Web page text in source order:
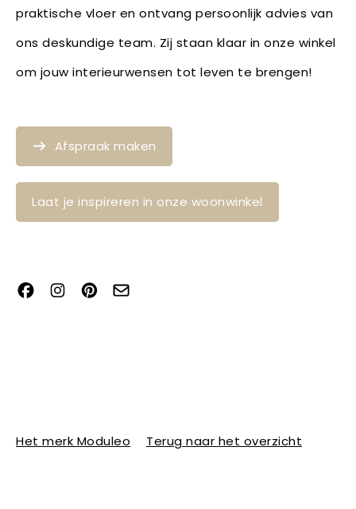
praktische vloer en ontvang persoonlijk advies van
ons deskundige team. Zij staan klaar in onze winkel
om jouw interieurwensen tot leven te brengen!
Afspraak maken
Laat je inspireren in onze woonwinkel
Het merk Moduleo Terug naar het overzicht